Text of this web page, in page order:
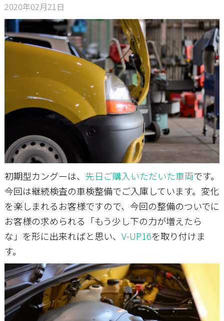
店舗案内
工場通信
お問い合わせ
2020年02月21日
初期型カングーは、 先日ご購入いただいた車両です。
今回は継続検査の車検整備でご入庫しています。変化
を楽しまれるお客様ですので、今回の整備のついでに
お客様の求められる「もう少し下の力が増えたら
な」を形に出来ればと思い、 V-UP16を取り付けま
す。